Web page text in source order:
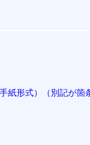
紙形式）（別記が箇